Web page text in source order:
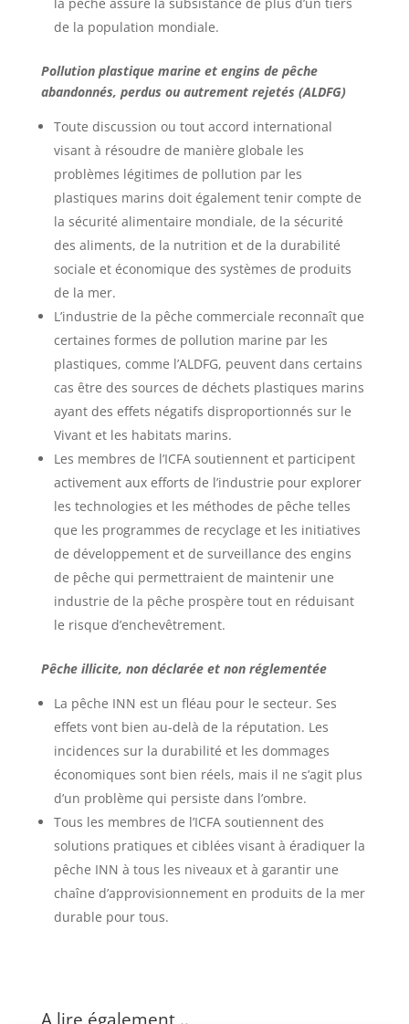
de la population mondiale.
Pollution plastique marine et engins de pêche
abandonnés, perdus ou autrement rejetés (ALDFG)
Toute discussion ou tout accord international
visant à résoudre de manière globale les
problèmes légitimes de pollution par les
plastiques marins doit également tenir compte de
la sécurité alimentaire mondiale, de la sécurité
des aliments, de la nutrition et de la durabilité
sociale et économique des systèmes de produits
de la mer.
L’industrie de la pêche commerciale reconnaît que
certaines formes de pollution marine par les
plastiques, comme l’ALDFG, peuvent dans certains
cas être des sources de déchets plastiques marins
ayant des effets négatifs disproportionnés sur le
Vivant et les habitats marins.
Les membres de l’ICFA soutiennent et participent
activement aux efforts de l’industrie pour explorer
les technologies et les méthodes de pêche telles
que les programmes de recyclage et les initiatives
de développement et de surveillance des engins
de pêche qui permettraient de maintenir une
industrie de la pêche prospère tout en réduisant
le risque d’enchevêtrement.
Pêche illicite, non déclarée et non réglementée
La pêche INN est un fléau pour le secteur. Ses
effets vont bien au-delà de la réputation. Les
incidences sur la durabilité et les dommages
économiques sont bien réels, mais il ne s’agit plus
d’un problème qui persiste dans l’ombre.
Tous les membres de l’ICFA soutiennent des
solutions pratiques et ciblées visant à éradiquer la
pêche INN à tous les niveaux et à garantir une
chaîne d’approvisionnement en produits de la mer
durable pour tous.